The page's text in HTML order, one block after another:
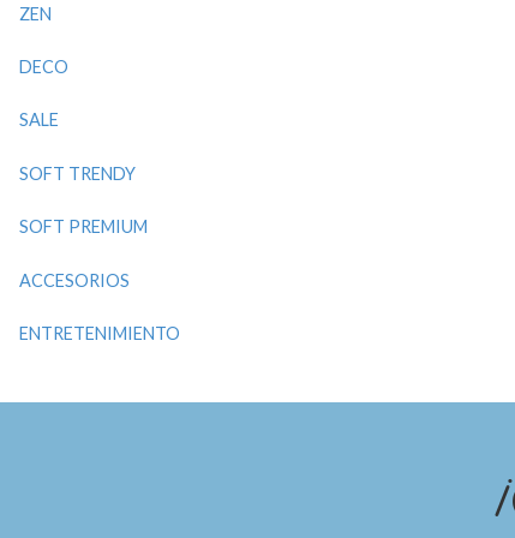
ZEN
DECO
SALE
SOFT TRENDY
SOFT PREMIUM
ACCESORIOS
ENTRETENIMIENTO